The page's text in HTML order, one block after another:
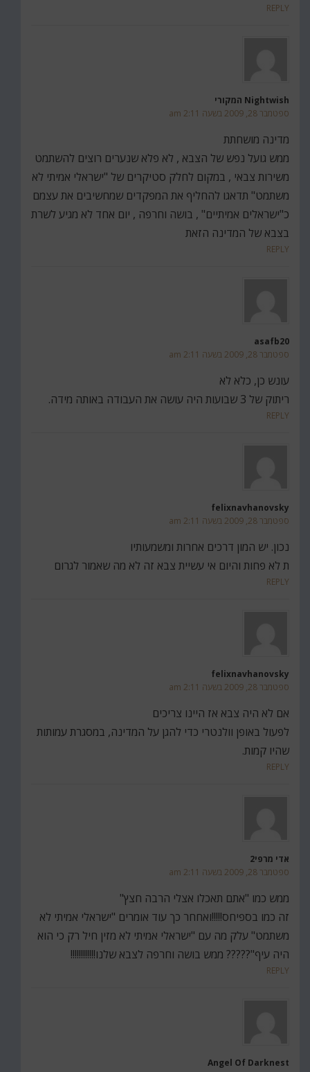
REPLY
Nightwish המקורי
ספטמבר 28, 2009 בשעה 2:11 am
מדינה מושחתת
ממש גועל נפש של הצבא , לא פלא שנערים רוצים להשתמט
משירות צבאי , במקום לחלק סטיקרים של "ישראלי אמיתי לא
משתמט" תדאגו להחליף את המפקדים שמחשיבים את עצמם
כ"ישראלים אמיתיים" , בושה וחרפה , יום אחד לא מגיע לשרת
בצבא של המדינה הזאת
REPLY
asafb20
ספטמבר 28, 2009 בשעה 2:11 am
עונש כן, כלא לא
ריתוק של 3 שבועות היה עושה את העבודה באותה מידה.
REPLY
felixnavhanovsky
ספטמבר 28, 2009 בשעה 2:11 am
נכון. יש המון דרכים אחרות ומשמעותיו
ת לא פחות והיום אי עשיית צבא זה לא מה שאמור לגרום
REPLY
felixnavhanovsky
ספטמבר 28, 2009 בשעה 2:11 am
אם לא היה צבא אז היינו צריכים
לפעול באופן וולנטרי כדי להגן על המדינה, במסגרת עמותות
שהיו קמות.
REPLY
אדי מרפי2
ספטמבר 28, 2009 בשעה 2:11 am
ממש כמו "אתם תאכלו אצלי הרבה חצץ"
זה כמו בספיחס!!!!!ואחחר כך עוד אומרים "ישראלי אמיתי לא
משתמט" עלק מה עם "ישראלי אמיתי לא מזין חיל רק כי הוא
היה עיף"????? ממש בושה וחרפה לצבא שלנו!!!!!!!!!!!!
REPLY
Angel Of Darknest